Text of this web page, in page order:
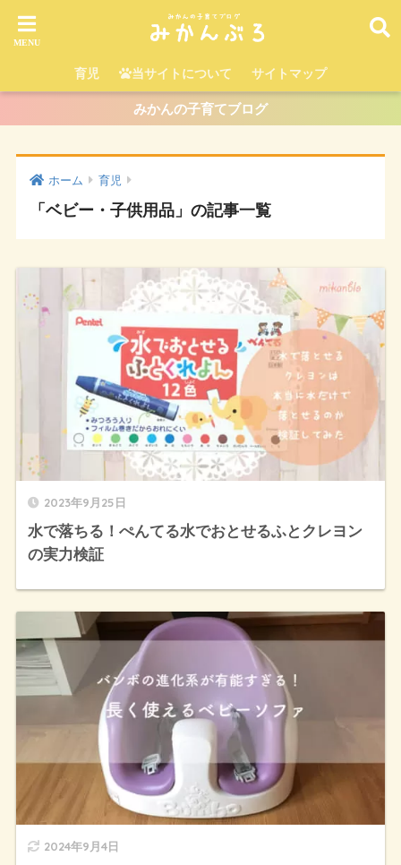
育児 当サイトについて サイトマップ
みかんの子育てブログ
ホーム 育児
「ベビー・子供用品」の記事一覧
2023年9月25日
水で落ちる！ぺんてる水でおとせるふとクレヨン
の実力検証
2024年9月4日